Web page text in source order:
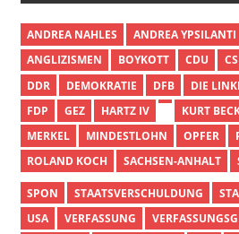
ANDREA NAHLES ANDREA YPSILANTI
ANGLIZISMEN
BOYKOTT CDU
DDR
DEMOKRATIE DFB DIE
FDP
GEZ HARTZ IV KURT
MERKEL
MINDESTLOHN OPFER
ROLAND KOCH
SACHSEN-ANHALT
SPON
STAATSVERSCHULDUNG
USA
VERFASSUNG